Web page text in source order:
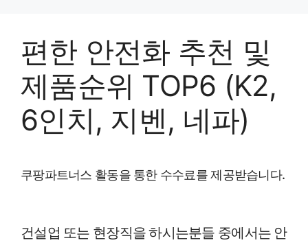
content편한 안전화 추천 및
제품순위 TOP6 (K2,
6인치, 지벤, 네파)
쿠팡파트너스 활동을 통한 수수료를 제공받습니다.
건설업 또는 현장직을 하시는분들 중에서는 안